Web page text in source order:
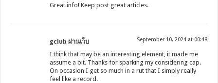
Great info! Keep post great articles.
gclub ผ่านเว็บ September 10, 2024 at 00:48
I think that may be an interesting element, it made me
assume a bit. Thanks for sparking my considering cap.
On occasion I get so much in a rut that I simply really
feel like a record.